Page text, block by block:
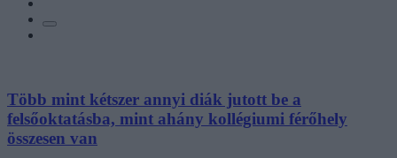
Több mint kétszer annyi diák jutott be a
felsőoktatásba, mint ahány kollégiumi férőhely
összesen van